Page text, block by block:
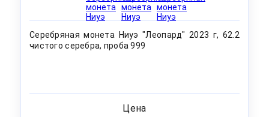
Серебряная монета Ниуэ "Леопард" 2023 г, 62.2
чистого серебра, проба 999
Цена